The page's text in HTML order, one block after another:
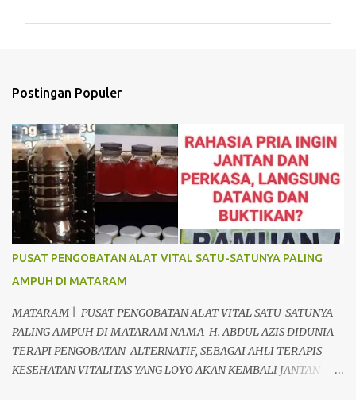
r
Postingan Populer
PUSAT PENGOBATAN ALAT VITAL SATU-SATUNYA PALING
AMPUH DI MATARAM
MATARAM | PUSAT PENGOBATAN ALAT VITAL SATU-SATUNYA
PALING AMPUH DI MATARAM NAMA H. ABDUL AZIS DIDUNIA
TERAPI PENGOBATAN ALTERNATIF, SEBAGAI AHLI TERAPIS
KESEHATAN VITALITAS YANG LOYO AKAN KEMBALI JANTAN